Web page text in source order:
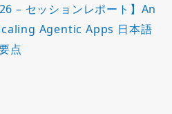
– セッションレポート】An
Agentic Apps 日本語
点